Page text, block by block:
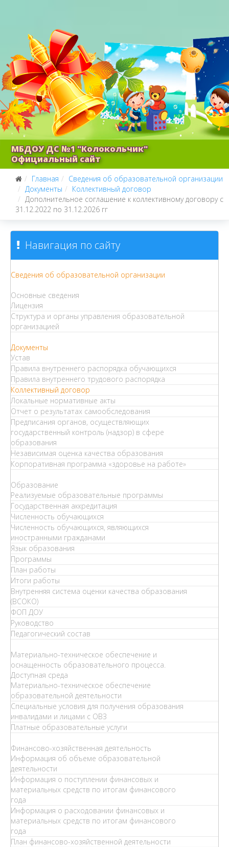
МБДОУ ДС №1 "Колокольчик"
Официальный сайт
Главная
Сведения об образовательной организации
Документы
Коллективный договор
Дополнительное соглашение к коллективному договору с
31.12.2022 по 31.12.2026 гг
Навигация по сайту
Сведения об образовательной организации
Основные сведения
Лицензия
Структура и органы управления образовательной
организацией
Документы
Устав
Правила внутреннего распорядка обучающихся
Правила внутреннего трудового распорядка
Коллективный договор
Локальные нормативные акты
Отчет о результатах самообследования
Предписания органов, осуществляющих
государственный контроль (надзор) в сфере
образования
Независимая оценка качества образования
Корпоративная программа «здоровье на работе»
Образование
Реализуемые образовательные программы
Государственная аккредитация
Численность обучающихся
Численность обучающихся, являющихся
иностранными гражданами
Язык образования
Программы
План работы
Итоги работы
Внутренняя система оценки качества образования
(ВСОКО)
ФОП ДОУ
Руководство
Педагогический состав
Материально-техническое обеспечение и
оснащенность образовательного процесса.
Доступная среда
Материально-техническое обеспечение
образовательной деятельности
Специальные условия для получения образования
инвалидами и лицами с ОВЗ
Платные образовательные услуги
Финансово-хозяйственная деятельность
Информация об объеме образовательной
деятельности
Информация о поступлении финансовых и
материальных средств по итогам финансового
года
Информация о расходовании финансовых и
материальных средств по итогам финансового
года
План финансово-хозяйственной деятельности